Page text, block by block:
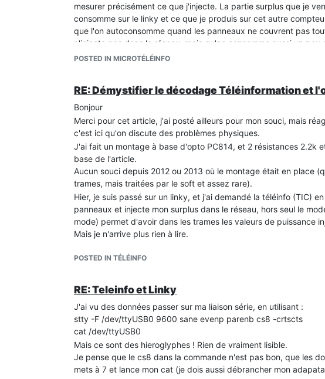
mesurer précisément ce que j'injecte. La partie surplus que je
consomme sur le linky et ce que je produis sur cet autre
que l'on autoconsomme quand les panneaux ne couvrent pas
n'injecte pas dans le réseau, mais qu'on consomme aussi un
dans mes explications lol.
POSTED IN MICROTÉLÉINFO
RE: Démystifier le décodage Téléinformation et
Bonjour
Merci pour cet article, j'ai posté ailleurs pour mon souci, mais
c'est ici qu'on discute des problèmes physiques.
J'ai fait un montage à base d'opto PC814, et 2 résistances 2.2k
base de l'article.
Aucun souci depuis 2012 ou 2013 où le montage était en place
trames, mais traitées par le soft et assez rare).
Hier, je suis passé sur un linky, et j'ai demandé la téléinfo (TIC)
panneaux et injecte mon surplus dans le réseau, hors seul le
mode) permet d'avoir dans les trames les valeurs de puissance
Mais je n'arrive plus rien à lire.
stty -F /dev/ttyUSB1 9600 sane evenp parenb cs8 -crtscts
Je dois débrancher/rebrancher mon adaptateur série/usb sur
réglage.
Avec ces paramètres, j'obtiens des hiéroglyphes.
Pour moi, le cs8 n'est pas correct dans la config, on devrait
seul le débit serait passé de 1200 bauds à 9600bauds.
J'ai vu une piste, se serait la freq de coupure de l'opto que j'ai
le SFH620 décroche à 200kHz. Hors sauf erreur, à 9600 bauds,
piste ?
POSTED IN TÉLÉINFO
RE: Teleinfo et Linky
J'ai vu des données passer sur ma liaison série, en utilisant :
stty -F /dev/ttyUSB0 9600 sane evenp parenb cs8 -crtscts
cat /dev/ttyUSB0
Mais ce sont des hieroglyphes ! Rien de vraiment lisible.
Je pense que le cs8 dans la commande n'est pas bon, que les
mets à 7 et lance mon cat (je dois aussi débrancher mon